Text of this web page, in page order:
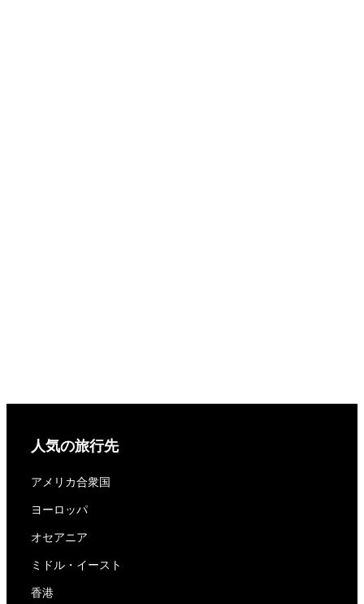
人気の旅行先
アメリカ合衆国
ヨーロッパ
オセアニア
ミドル・イースト
香港